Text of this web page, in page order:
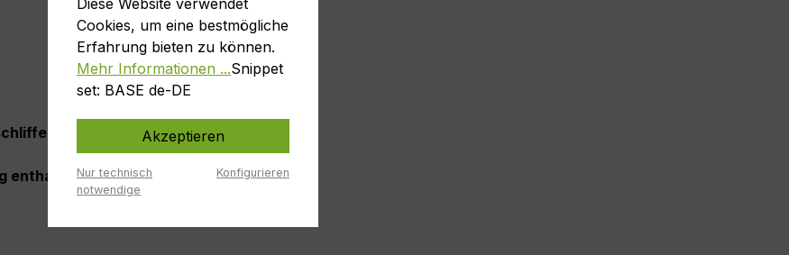
.
enthalten.
Diese Website verwendet
Cookies, um eine bestmögliche
Erfahrung bieten zu können.
Mehr Informationen ...Snippet
set: BASE de-DE
Akzeptieren
Nur technisch
notwendige
Konfigurieren